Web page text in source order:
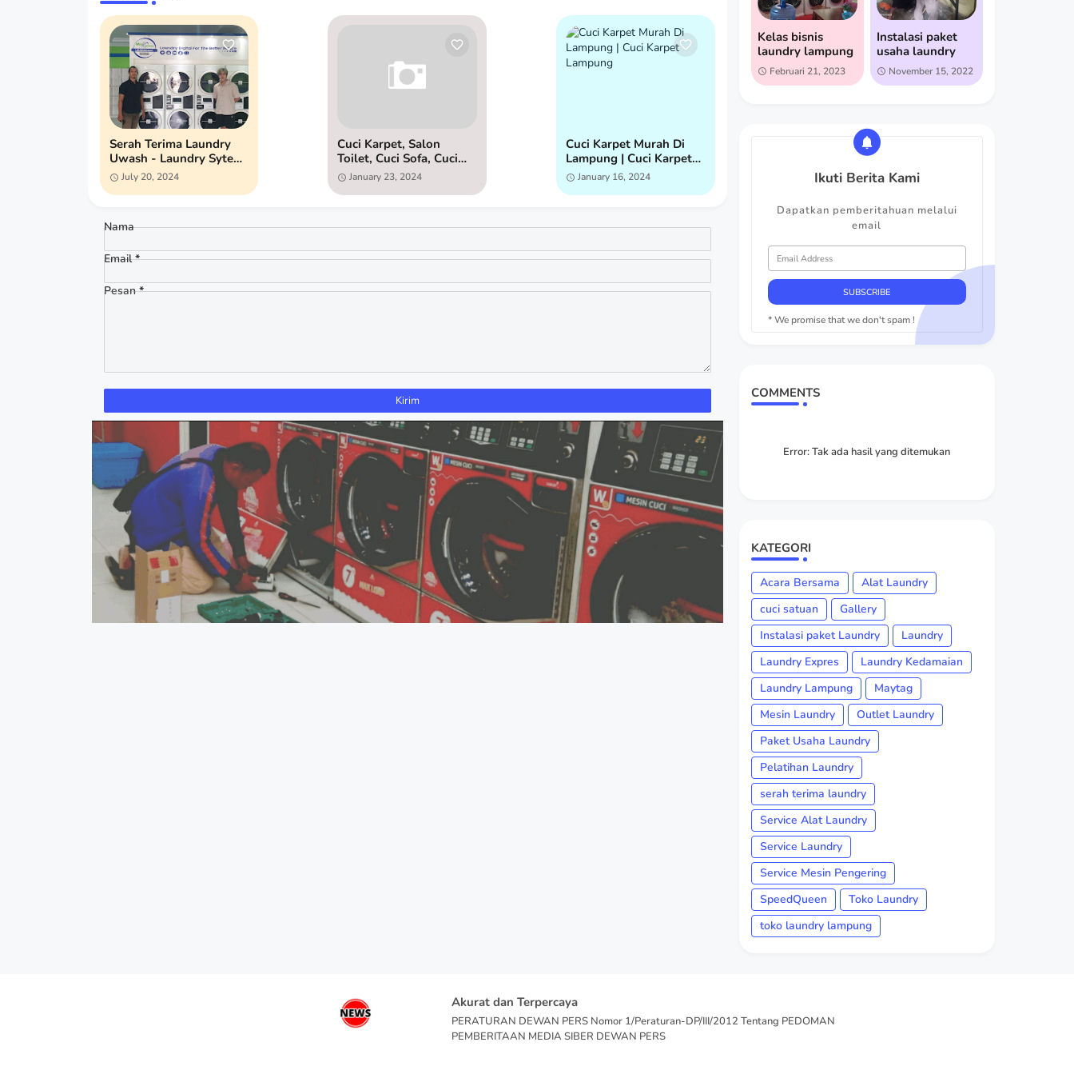
Serah Terima Laundry
Uwash - Laundry Sytem
Barcode
July 20, 2024
Cuci Karpet, Salon
Toilet, Cuci Sofa, Cuci
Springbed Murah dan
Panggilan Di Bandar
January 23, 2024
Cuci Karpet Murah Di
Lampung | Cuci Karpet
Lampung
January 16, 2024
Nama
Email*
Pesan*
Kelas bisnis
laundry lampung
Februari 21, 2023
Instalasi paket
usaha laundry
November 15, 2022
Ikuti Berita Kami
Dapatkan pemberitahuan melalui
email
* We promise that we don't spam !
COMMENTS
Error:Tak ada hasil yang ditemukan
KATEGORI
Acara Bersama
Alat Laundry
cuci satuan
Gallery
Instalasi paket Laundry
Laundry
Laundry Expres
Laundry Kedamaian
Laundry Lampung
Maytag
Mesin Laundry
Outlet Laundry
Paket Usaha Laundry
Pelatihan Laundry
serah terima laundry
Service Alat Laundry
Service Laundry
Service Mesin Pengering
SpeedQueen
Toko Laundry
toko laundry lampung
Akurat dan Terpercaya
PERATURAN DEWAN PERS Nomor 1/Peraturan-DP/III/2012 Tentang PEDOMAN
PEMBERITAAN MEDIA SIBER DEWAN PERS